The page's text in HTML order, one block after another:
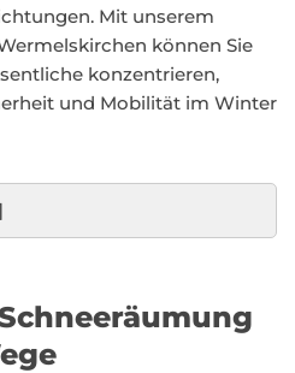
Mit unserem
können Sie
konzentrieren,
und Mobilität im Winter